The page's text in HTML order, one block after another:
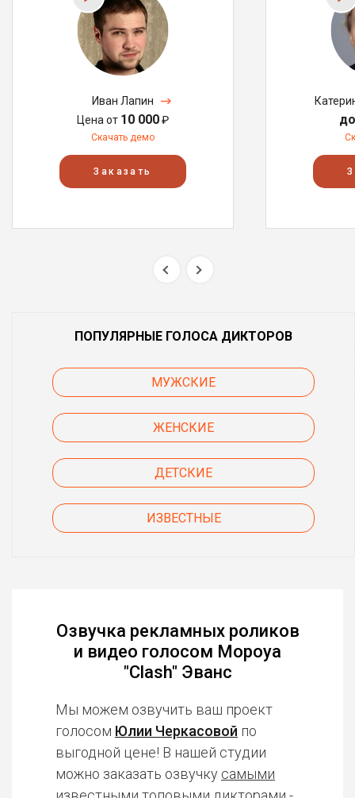
Иван Лапин
Цена от 10 000₽
Скачать демо
Заказать
ПОПУЛЯРНЫЕ ГОЛОСА ДИКТОРОВ
МУЖСКИЕ
ЖЕНСКИЕ
ДЕТСКИЕ
ИЗВЕСТНЫЕ
Озвучка рекламных роликов
и видео голосом Мороуа
"Clash" Эванс
Мы можем озвучить ваш проект
голосом Юлии Черкасовой по
выгодной цене! В нашей студии
можно заказать озвучку самыми